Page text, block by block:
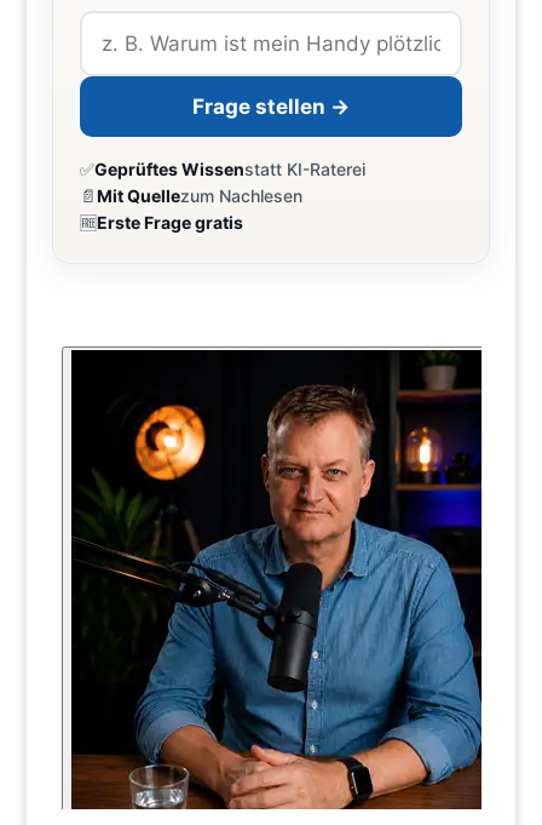
Frage stellen →
✅Geprüftes Wissenstatt KI-Raterei
📄Mit Quellezum Nachlesen
🆓Erste Frage gratis